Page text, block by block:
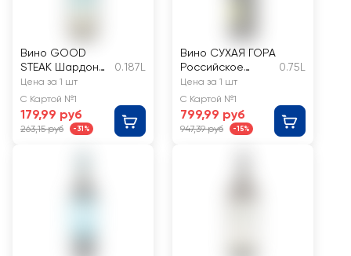
Вино GOOD
STEAK Шардоне
Кубань
Российское
белое сухое
0.187L
Цена за 1 шт
С Картой №1
179,99 руб
263,15 руб -31%
Вино СУХАЯ ГОРА
Российское
Совиньон Блан
Шардоне белое
сухое
0.75L
Цена за 1 шт
С Картой №1
799,99 руб
947,39 руб -15%